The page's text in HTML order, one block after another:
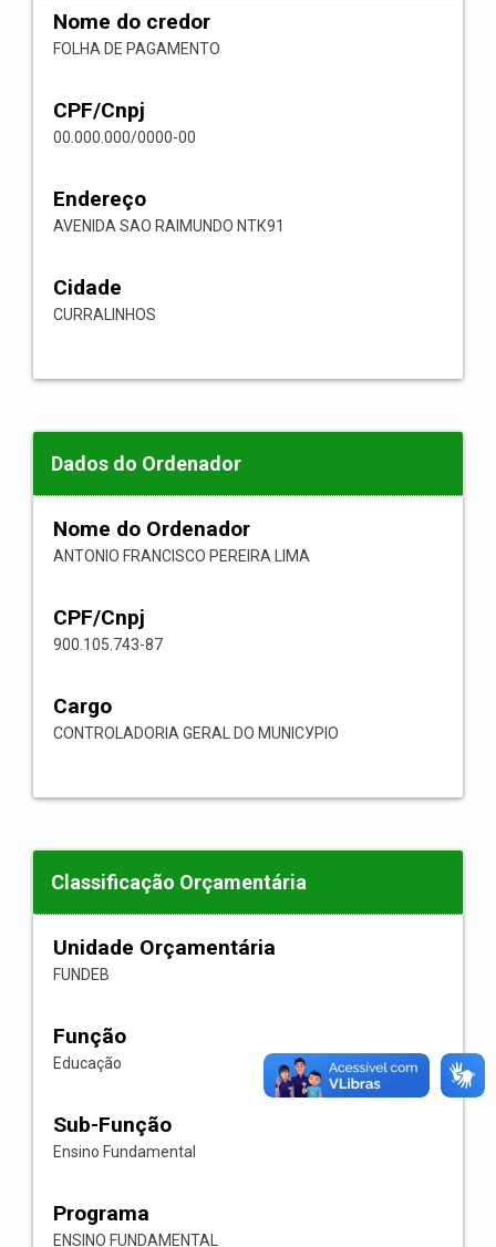
Nome do credor
FOLHA DE PAGAMENTO
CPF/Cnpj
00.000.000/0000-00
Endereço
AVENIDA SAO RAIMUNDO NТК91
Cidade
CURRALINHOS
Dados do Ordenador
Nome do Ordenador
ANTONIO FRANCISCO PEREIRA LIMA
CPF/Cnpj
900.105.743-87
Cargo
CONTROLADORIA GERAL DO MUNICУPIO
Classificação Orçamentária
Unidade Orçamentária
FUNDEB
Função
Educação
Sub-Função
Ensino Fundamental
Programa
ENSINO FUNDAMENTAL